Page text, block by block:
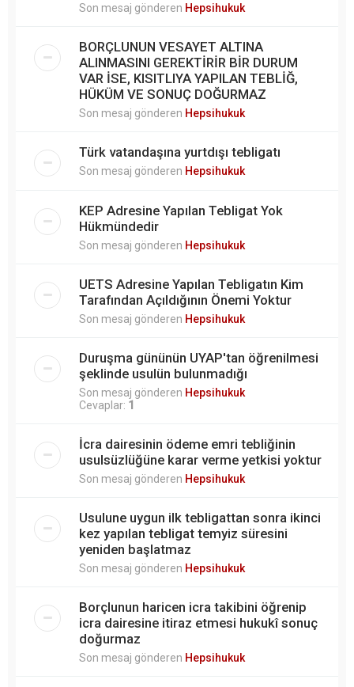
Son mesaj gönderen Hepsihukuk
BORÇLUNUN VESAYET ALTINA
ALINMASINI GEREKTİRİR BİR DURUM
VAR İSE, KISITLIYA YAPILAN TEBLİĞ,
HÜKÜM VE SONUÇ DOĞURMAZ
Son mesaj gönderen Hepsihukuk
Türk vatandaşına yurtdışı tebligatı
Son mesaj gönderen Hepsihukuk
KEP Adresine Yapılan Tebligat Yok
Hükmündedir
Son mesaj gönderen Hepsihukuk
UETS Adresine Yapılan Tebligatın Kim
Tarafından Açıldığının Önemi Yoktur
Son mesaj gönderen Hepsihukuk
Duruşma gününün UYAP'tan öğrenilmesi
şeklinde usulün bulunmadığı
Son mesaj gönderen Hepsihukuk
Cevaplar: 1
İcra dairesinin ödeme emri tebliğinin
usulsüzlüğüne karar verme yetkisi yoktur
Son mesaj gönderen Hepsihukuk
Usulune uygun ilk tebligattan sonra ikinci
kez yapılan tebligat temyiz süresini
yeniden başlatmaz
Son mesaj gönderen Hepsihukuk
Borçlunun haricen icra takibini öğrenip
icra dairesine itiraz etmesi hukukî sonuç
doğurmaz
Son mesaj gönderen Hepsihukuk